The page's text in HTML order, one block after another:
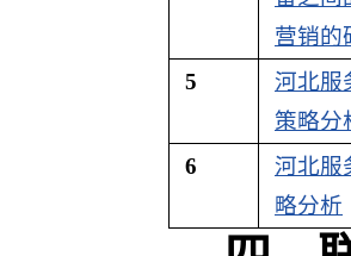
营销的
5
河北服
策略分
6
河北服
略分析